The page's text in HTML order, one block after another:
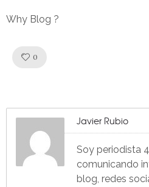
Why Blog ?
0
Javier Rubio
Soy periodista
comunicando
blog, redes